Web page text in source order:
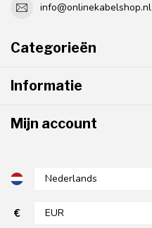
info@onlinekabelshop.nl
Categorieën
Informatie
Mijn account
€